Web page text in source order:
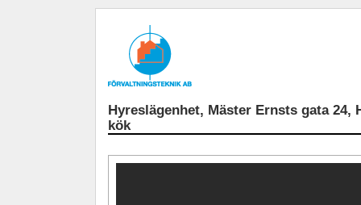
Hyreslägenhet, Mäster Ernsts gata
kök